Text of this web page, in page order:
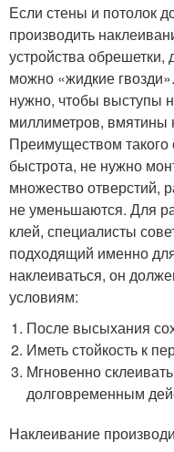
Если стены и потолок
производить
устройства обрешетки,
можно «жидкие
нужно, чтобы выступы
миллиметров, вмятины
Преимуществом такого
быстрота, не нужно
множество отверстий,
не уменьшаются. Для
клей, специалисты
подходящий именно
наклеиваться, он
условиям:
После высыхания
Иметь стойкость к
Мгновенно
долговременным
Наклеивание